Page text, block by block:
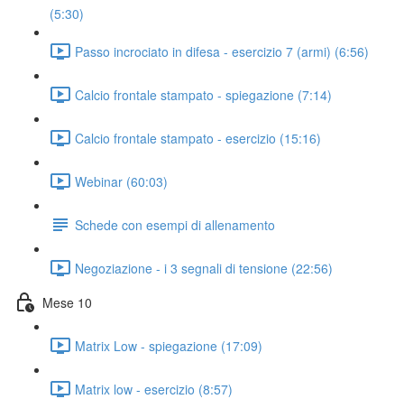
(5:30)
Passo incrociato in difesa - esercizio 7 (armi) (6:56)
Calcio frontale stampato - spiegazione (7:14)
Calcio frontale stampato - esercizio (15:16)
Webinar (60:03)
Schede con esempi di allenamento
Negoziazione - i 3 segnali di tensione (22:56)
Mese 10
Matrix Low - spiegazione (17:09)
Matrix low - esercizio (8:57)